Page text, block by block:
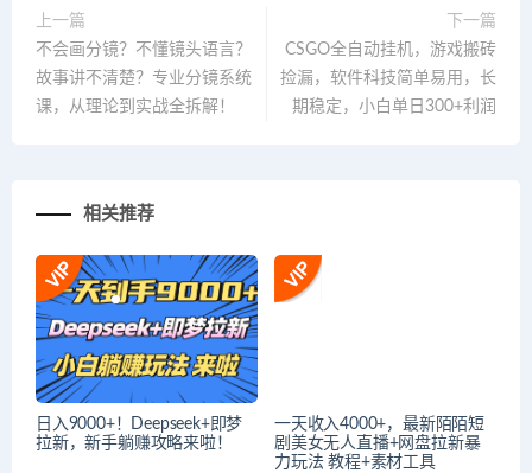
上一篇
不会画分镜？不懂镜头语言？
故事讲不清楚？专业分镜系统
课，从理论到实战全拆解！
下一篇
CSGO全自动挂机，游戏搬砖
捡漏，软件科技简单易用，长
期稳定，小白单日300+利润
相关推荐
日入9000+！Deepseek+即梦
拉新，新手躺赚攻略来啦！
一天收入4000+，最新陌陌短
剧美女无人直播+网盘拉新暴
力玩法 教程+素材工具